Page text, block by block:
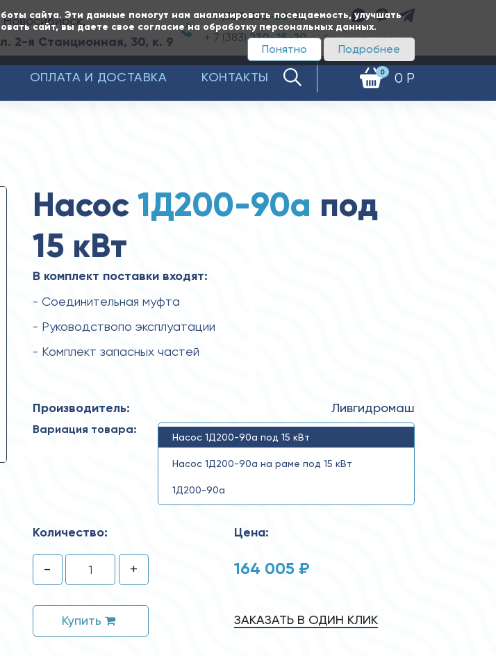
сайта. Эти данные помогут нам анализировать посещаемость, улучшать
сайт, вы даете свое согласие на обработку персональных данных.
Подробнее
Понятно
Новосибирск,
2-я Станционная, 30, к. 9
+ 7 (383)350-65-20
+ 7 (383)230-25-20 Заказать звонок
0 0 Р
ОПЛАТА И ДОСТАВКА КОНТАКТЫ
Насос 1Д200-90а под
15 кВт
В комплект поставки входят:
- Соединительная муфта
- Руководствопо эксплуатации
- Комплект запасных частей
Производитель: Ливгидромаш
Вариация товара:
Насос 1Д200-90а под 15 кВт
Насос 1Д200-90а на раме под 15 кВт
1Д200-90а
Количество:
- +
Купить
Цена:
164 005 ₽
ЗАКАЗАТЬ В ОДИН КЛИК